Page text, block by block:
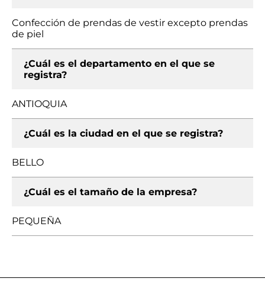
Confección de prendas de vestir excepto prendas
de piel
¿Cuál es el departamento en el que se
registra?
ANTIOQUIA
¿Cuál es la ciudad en el que se registra?
BELLO
¿Cuál es el tamaño de la empresa?
PEQUEÑA